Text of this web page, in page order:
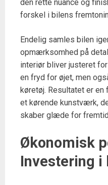
den rette nuance og
forskel i bilens
Endelig samles bilen
opmærksomhed på
interiør bliver justeret
en fryd for øjet, men
køretøj. Resultatet er
et kørende kunstværk,
skaber glæde for
Økonomisk
Investering